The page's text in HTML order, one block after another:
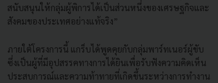
สนับสนุนให้กลุ่มผู้พิการได้เป็นส่วนหนึ่งของเศรษฐกิจและ
สังคมของประเทศอย่างแท้จริง”
ภายใต้โครงการนี้ แกร็บได้พูดคุยกับกลุ่มพาร์ทเนอร์ผู้ขับ
ซึ่งเป็นผู้ที่มีอุปสรรคทางการได้ยินเพื่อรับฟังความคิดเห็น
ประสบการณ์และความท้าทายที่เกิดขึ้นระหว่างการทำงาน